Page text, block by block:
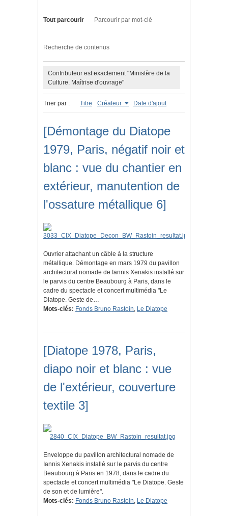
Tout parcourir Parcourir par mot-clé
Recherche de contenus
Contributeur est exactement "Ministère de la
Culture. Maîtrise d'ouvrage"
Trier par : Titre Créateur Date d'ajout
[Démontage du Diatope
1979, Paris, négatif noir et
blanc : vue du chantier en
extérieur, manutention de
l'ossature métallique 6]
Ouvrier attachant un câble à la structure
métallique. Démontage en mars 1979 du pavillon
architectural nomade de Iannis Xenakis installé sur
le parvis du centre Beaubourg à Paris, dans le
cadre du spectacle et concert multimédia "Le
Diatope. Geste de…
Mots-clés: Fonds Bruno Rastoin, Le Diatope
[Diatope 1978, Paris,
diapo noir et blanc : vue
de l'extérieur, couverture
textile 3]
Enveloppe du pavillon architectural nomade de
Iannis Xenakis installé sur le parvis du centre
Beaubourg à Paris en 1978, dans le cadre du
spectacle et concert multimédia "Le Diatope. Geste
de son et de lumière".
Mots-clés: Fonds Bruno Rastoin, Le Diatope